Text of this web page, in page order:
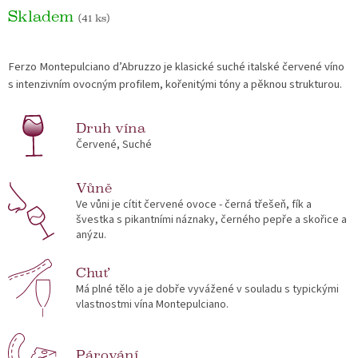
Skladem (41 ks)
Ferzo Montepulciano d’Abruzzo je klasické suché italské červené víno
s intenzivním ovocným profilem, kořenitými tóny a pěknou strukturou.
Druh vína
Červené, Suché
Vůně
Ve vůni je cítit červené ovoce - černá třešeň, fík a
švestka s pikantními náznaky, černého pepře a skořice a
anýzu.
Chuť
Má plné tělo a je dobře vyvážené v souladu s typickými
vlastnostmi vína Montepulciano.